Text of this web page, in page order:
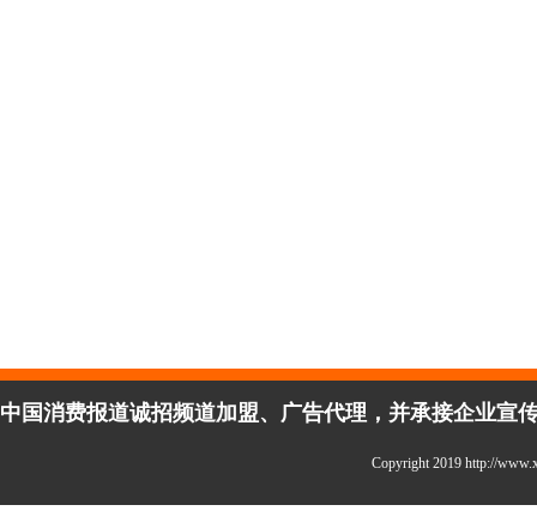
中国消费报道诚招频道加盟、广告代理，并承接企业宣
Copyright 2019 http://